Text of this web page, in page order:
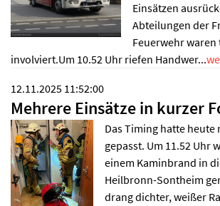
Einsätzen
Abteilungen der
Feuerwehr waren
involviert.Um 10.52 Uhr riefen Handwer...
12.11.2025 11:52:00
Mehrere Einsätze in kurzer
Das Timing hatte heute
gepasst. Um 11.52 Uhr
einem Kaminbrand in
Heilbronn-Sontheim
drang dichter, weißer